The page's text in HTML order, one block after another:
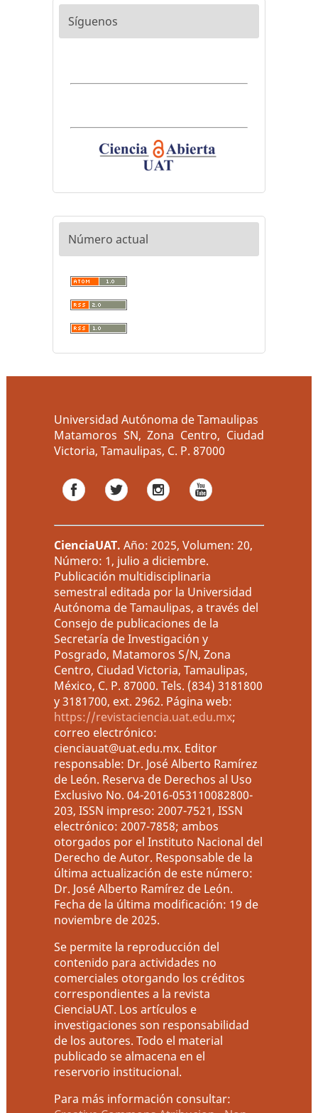
Síguenos
Número actual
Universidad Autónoma de Tamaulipas
Matamoros SN, Zona Centro, Ciudad
Victoria, Tamaulipas, C. P. 87000
CienciaUAT. Año: 2025, Volumen: 20,
Número: 1, julio a diciembre.
Publicación multidisciplinaria
semestral editada por la Universidad
Autónoma de Tamaulipas, a través del
Consejo de publicaciones de la
Secretaría de Investigación y
Posgrado, Matamoros S/N, Zona
Centro, Ciudad Victoria, Tamaulipas,
México, C. P. 87000. Tels. (834) 3181800
y 3181700, ext. 2962. Página web:
https://revistaciencia.uat.edu.mx;
correo electrónico:
cienciauat@uat.edu.mx. Editor
responsable: Dr. José Alberto Ramírez
de León. Reserva de Derechos al Uso
Exclusivo No. 04-2016-053110082800-
203, ISSN impreso: 2007-7521, ISSN
electrónico: 2007-7858; ambos
otorgados por el Instituto Nacional del
Derecho de Autor. Responsable de la
última actualización de este número:
Dr. José Alberto Ramírez de León.
Fecha de la última modificación: 19 de
noviembre de 2025.
Se permite la reproducción del
contenido para actividades no
comerciales otorgando los créditos
correspondientes a la revista
CienciaUAT. Los artículos e
investigaciones son responsabilidad
de los autores. Todo el material
publicado se almacena en el
reservorio institucional.
Para más información consultar: